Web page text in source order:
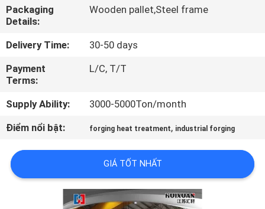
CHÚNG
TÔI
THAM
QUAN
MÁY
KIỂM
Packaging
Details:
Wooden pallet,Steel frame
Delivery Time:
30-50 days
Payment
Terms:
L/C, T/T
Supply Ability:
3000-5000Ton/month
Điểm nổi bật:
forging heat treatment, industrial forging
GIÁ TỐT NHẤT